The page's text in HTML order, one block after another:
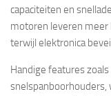
capaciteiten en
motoren leveren meer
terwijl elektronica
Handige features
snelspanboorhouders,